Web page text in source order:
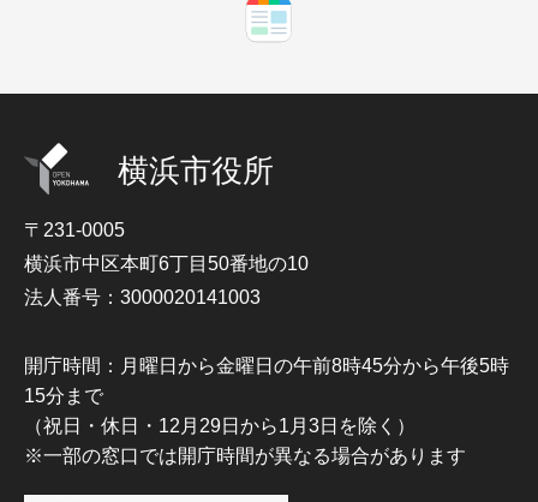
横浜市役所
〒231-0005
横浜市中区本町6丁目50番地の10
法人番号：3000020141003
開庁時間：月曜日から金曜日の午前8時45分から午後5時
15分まで
（祝日・休日・12月29日から1月3日を除く）
※一部の窓口では開庁時間が異なる場合があります